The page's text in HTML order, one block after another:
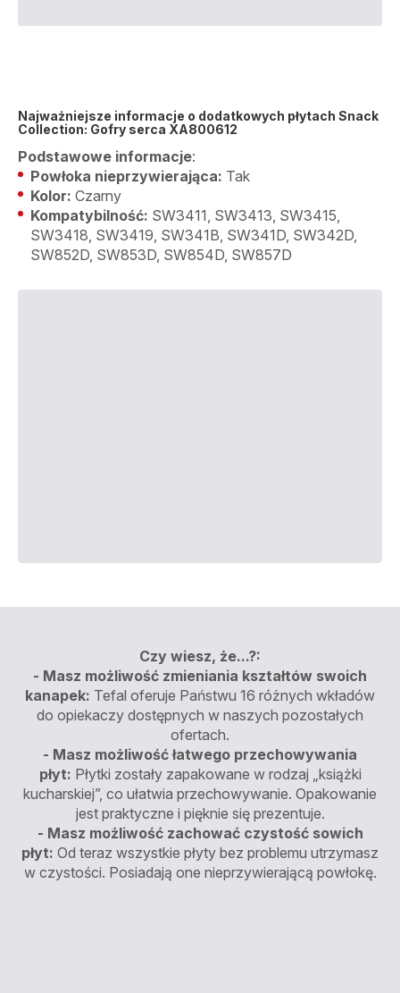
Najważniejsze informacje o dodatkowych płytach Snack
Collection: Gofry serca XA800612
Podstawowe informacje:
Powłoka nieprzywierająca: Tak
Kolor: Czarny
Kompatybilność: SW3411, SW3413, SW3415,
SW3418, SW3419, SW341B, SW341D, SW342D,
SW852D, SW853D, SW854D, SW857D
Czy wiesz, że...?:
- Masz możliwość zmieniania kształtów swoich
kanapek: Tefal oferuje Państwu 16 różnych wkładów
do opiekaczy dostępnych w naszych pozostałych
ofertach.
- Masz możliwość łatwego przechowywania
płyt: Płytki zostały zapakowane w rodzaj „książki
kucharskiej”, co ułatwia przechowywanie. Opakowanie
jest praktyczne i pięknie się prezentuje.
- Masz możliwość zachować czystość sowich
płyt: Od teraz wszystkie płyty bez problemu utrzymasz
w czystości. Posiadają one nieprzywierającą powłokę.